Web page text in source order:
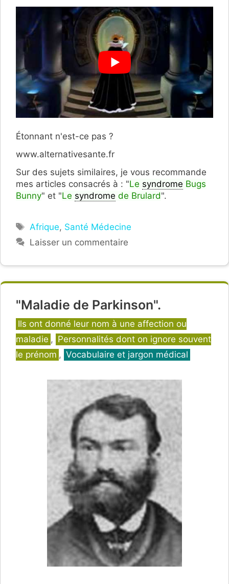
Étonnant n'est-ce pas ?
www.alternativesante.fr
Sur des sujets similaires, je vous recommande
mes articles consacrés à : "Le syndrome Bugs
Bunny" et "Le syndrome de Brulard".
Étiquettes
Afrique, Santé Médecine
Laisser un commentaire
"Maladie de Parkinson".
Catégories
Ils ont donné leur nom à une affection ou
maladie , Personnalités dont on ignore souvent
le prénom , Vocabulaire et jargon médical